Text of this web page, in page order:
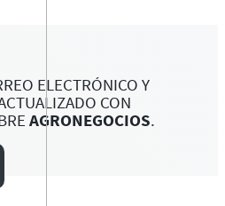
ELECTRÓNICO Y
CON
AGRONEGOCIOS.